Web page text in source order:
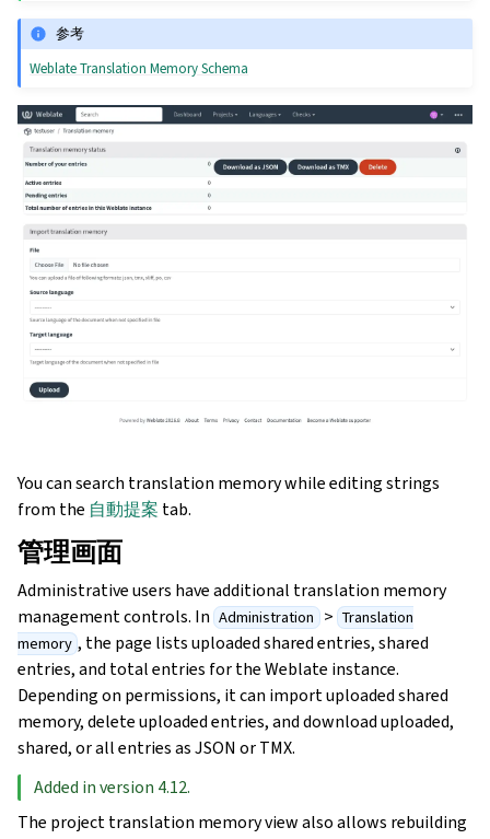
参考
Weblate Translation Memory Schema
You can search translation memory while editing strings
from the 自動提案 tab.
管理画面
Administrative users have additional translation memory
management controls. In Administration > Translation
memory , the page lists uploaded shared entries, shared
entries, and total entries for the Weblate instance.
Depending on permissions, it can import uploaded shared
memory, delete uploaded entries, and download uploaded,
shared, or all entries as JSON or TMX.
Added in version 4.12.
The project translation memory view also allows rebuilding